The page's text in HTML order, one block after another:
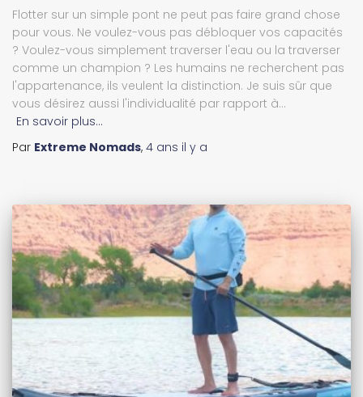
Flotter sur un simple pont ne peut pas faire grand chose
pour vous. Ne voulez-vous pas débloquer vos capacités
? Voulez-vous simplement traverser l'eau ou la traverser
comme un champion ? Les humains ne recherchent pas
l'appartenance, ils veulent la distinction. Je suis sûr que
vous désirez aussi l'individualité par rapport à...
En savoir plus…
Par Extreme Nomads, 4 ans il y a